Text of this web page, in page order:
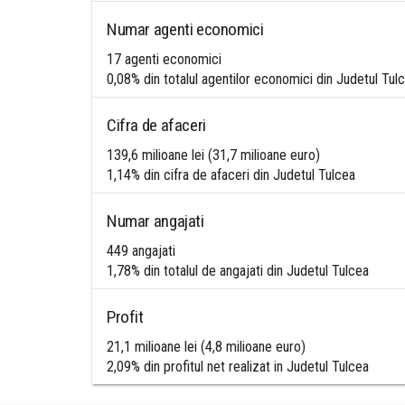
Numar agenti economici
17 agenti economici
0,08% din totalul agentilor economici din Judetul
Cifra de afaceri
139,6 milioane lei (31,7 milioane euro)
1,14% din cifra de afaceri din Judetul Tulcea
Numar angajati
449 angajati
1,78% din totalul de angajati din Judetul Tulcea
Profit
21,1 milioane lei (4,8 milioane euro)
2,09% din profitul net realizat in Judetul Tulcea